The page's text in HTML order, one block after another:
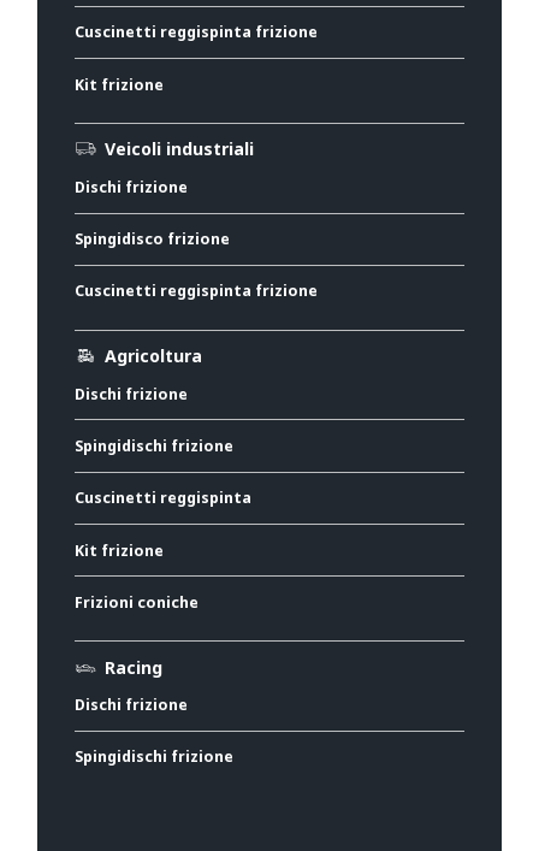
Cuscinetti reggispinta frizione
Kit frizione
Veicoli industriali
Dischi frizione
Spingidisco frizione
Cuscinetti reggispinta frizione
Agricoltura
Dischi frizione
Spingidischi frizione
Cuscinetti reggispinta
Kit frizione
Frizioni coniche
Racing
Dischi frizione
Spingidischi frizione